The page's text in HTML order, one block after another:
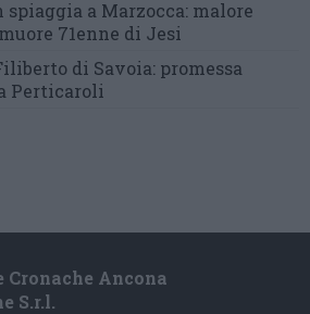
spiaggia a Marzocca: malore
muore 71enne di Jesi
di Savoia: promessa
Perticaroli
Ancona
S.r.l.